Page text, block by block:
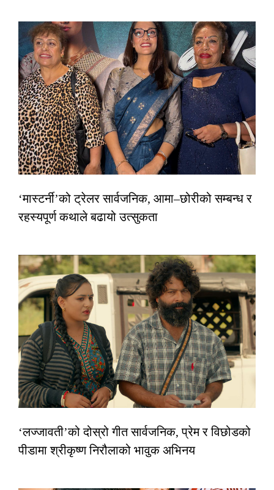
‘मास्टर्नी’को ट्रेलर सार्वजनिक, आमा–छोरीको सम्बन्ध र
रहस्यपूर्ण कथाले बढायो उत्सुकता
‘लज्जावती’को दोस्रो गीत सार्वजनिक, प्रेम र विछोडको
पीडामा श्रीकृष्ण निरौलाको भावुक अभिनय